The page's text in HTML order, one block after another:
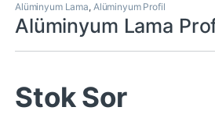
Alüminyum Lama, Alüminyum Profil
Alüminyum Lama
Stok Sor